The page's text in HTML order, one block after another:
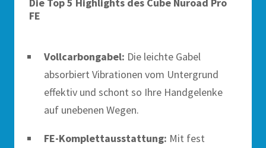
FE
Vollcarbongabel: Die leichte Gabel
absorbiert Vibrationen vom Untergrund
effektiv und schont so Ihre Handgelenke
auf unebenen Wegen.
FE-Komplettausstattung: Mit fest